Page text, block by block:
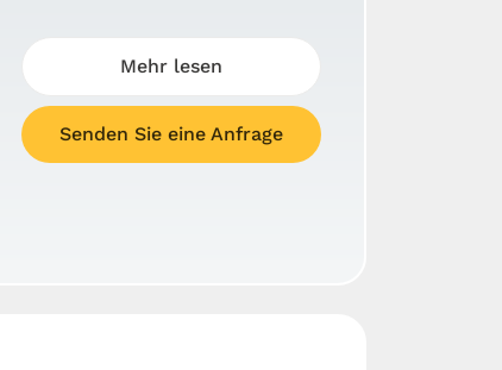
Mehr lesen
Senden Sie eine Anfrage